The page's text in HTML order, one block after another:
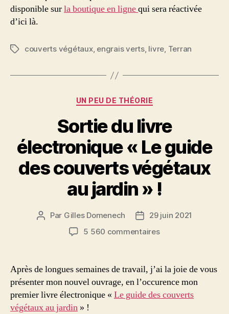
disponible surla boutique en lignequi sera réactivée
d’ici là.
Étiquettes
couverts végétaux, engrais verts, livre, Terran
Catégories
UN PEU DE THÉORIE
Sortie du livre
électronique « Le guide
des couverts végétaux
au jardin » !
Auteur
Par Gilles Domenech
Date
de
29 juin 2021
5 560 commentairessur
livre
électronique
« Le
guide
Après de longues semaines de travail, j’ai la joie de vous
présenter mon nouvel ouvrage, en l’occurence mon
premier livre électronique « Le guide des couverts
végétaux au jardin » !